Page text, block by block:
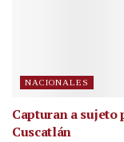
NACIONALES
Capturan a
Cuscatlán